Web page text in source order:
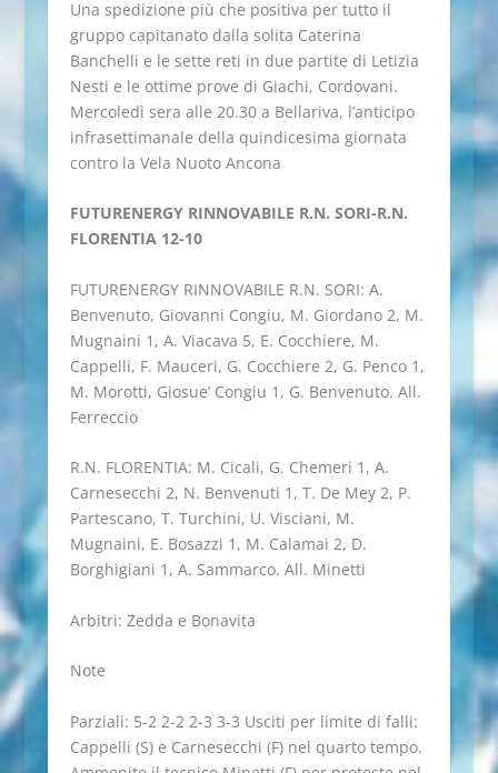
Una spedizione più che positiva per tutto il
gruppo capitanato dalla solita Caterina
Banchelli e le sette reti in due partite di Letizia
Nesti e le ottime prove di Giachi, Cordovani.
Mercoledì sera alle 20.30 a Bellariva, l’anticipo
infrasettimanale della quindicesima giornata
contro la Vela Nuoto Ancona
FUTURENERGY RINNOVABILE R.N. SORI-R.N.
FLORENTIA 12-10
FUTURENERGY RINNOVABILE R.N. SORI: A.
Benvenuto, Giovanni Congiu, M. Giordano 2, M.
Mugnaini 1, A. Viacava 5, E. Cocchiere, M.
Cappelli, F. Mauceri, G. Cocchiere 2, G. Penco 1,
M. Morotti, Giosue’ Congiu 1, G. Benvenuto. All.
Ferreccio
R.N. FLORENTIA: M. Cicali, G. Chemeri 1, A.
Carnesecchi 2, N. Benvenuti 1, T. De Mey 2, P.
Partescano, T. Turchini, U. Visciani, M.
Mugnaini, E. Bosazzi 1, M. Calamai 2, D.
Borghigiani 1, A. Sammarco. All. Minetti
Arbitri: Zedda e Bonavita
Note
Parziali: 5-2 2-2 2-3 3-3 Usciti per limite di falli:
Cappelli (S) e Carnesecchi (F) nel quarto tempo.